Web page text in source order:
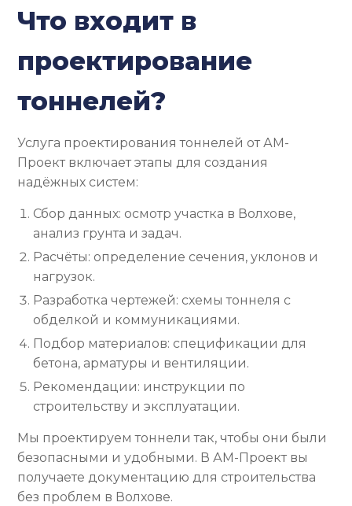
Что входит в
проектирование
тоннелей?
Услуга проектирования тоннелей от АМ-
Проект включает этапы для создания
надёжных систем:
Сбор данных: осмотр участка в Волхове,
анализ грунта и задач.
Расчёты: определение сечения, уклонов и
нагрузок.
Разработка чертежей: схемы тоннеля с
обделкой и коммуникациями.
Подбор материалов: спецификации для
бетона, арматуры и вентиляции.
Рекомендации: инструкции по
строительству и эксплуатации.
Мы проектируем тоннели так, чтобы они были
безопасными и удобными. В АМ-Проект вы
получаете документацию для строительства
без проблем в Волхове.